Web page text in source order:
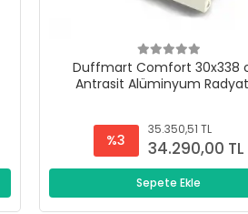
Duffmart Comfort 30x338
Antrasit Alüminyum
%3
35.350,51 TL
34.290,00 TL
Sepete Ekle